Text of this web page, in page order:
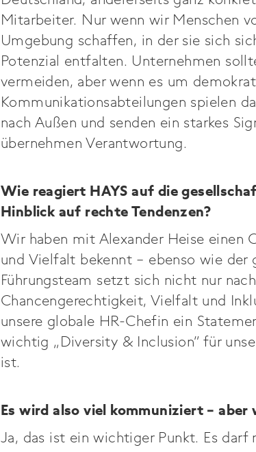
Mitarbeiter. Nur wenn wir Menschen
Umgebung schaffen, in der sie sich
Potenzial entfalten. Unternehmen
vermeiden, aber wenn es um
Kommunikationsabteilungen spielen
nach Außen und senden ein starkes
übernehmen Verantwortung.
Wie reagiert HAYS auf die
Hinblick auf rechte Tendenzen?
Wir haben mit Alexander Heise einen
und Vielfalt bekennt – ebenso wie der
Führungsteam setzt sich nicht nur
Chancengerechtigkeit, Vielfalt und
unsere globale HR-Chefin ein
wichtig „Diversity & Inclusion“ für
ist.
Es wird also viel kommuniziert – aber
Ja, das ist ein wichtiger Punkt. Es